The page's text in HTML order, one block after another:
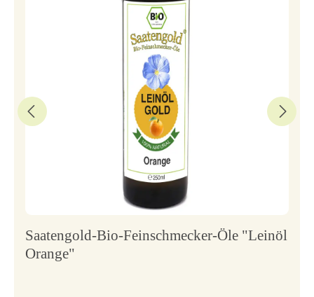
Saatengold-Bio-Feinschmecker-Öle "Leinöl
Orange"